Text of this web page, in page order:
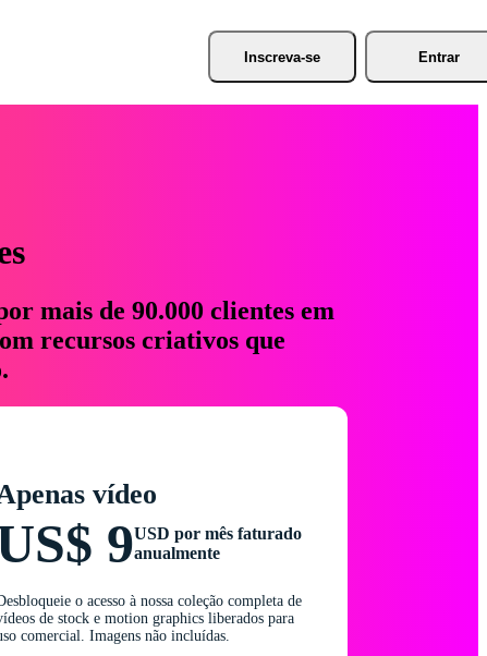
Inscreva-se Entrar
mais de 90.000 clientes em
recursos criativos que
vídeo
9USD por mês faturado
anualmente
o acesso à nossa coleção completa de
de stock e motion graphics liberados para
comercial. Imagens não incluídas.